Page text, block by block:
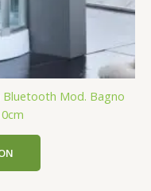
Bluetooth Mod. Bagno